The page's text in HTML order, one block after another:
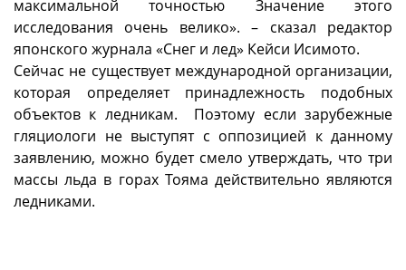
максимальной точностью Значение этого
исследования очень велико». – сказал редактор
японского журнала «Снег и лед» Кейси Исимото.
Сейчас не существует международной организации,
которая определяет принадлежность подобных
объектов к ледникам. Поэтому если зарубежные
гляциологи не выступят с оппозицией к данному
заявлению, можно будет смело утверждать, что три
массы льда в горах Тояма действительно являются
ледниками.